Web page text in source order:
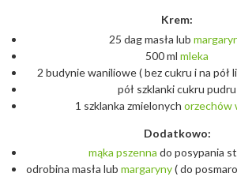
Krem:
25 dag masła lub
500 ml mleka
2 budynie waniliowe ( bez cukru i na pół
pół szklanki cukru pudru
1 szklanka zmielonych orzechów
Dodatkowo:
mąka pszenna do posypania
odrobina masła lub margaryny( do